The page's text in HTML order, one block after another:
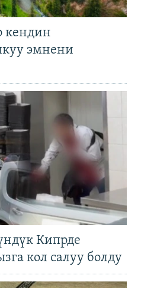
кендин
эмнени
Кипрде
кол салуу болду